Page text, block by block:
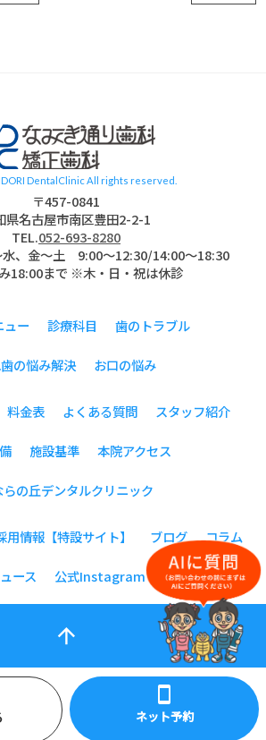
smartphone
ネット予約
DentalClinic All rights reserved.
〒457-0841
県名古屋市南区豊田2-2-1
TEL.052-693-8280
水、金～土 9:00〜12:30/14:00～18:30
18:00まで ※木・日・祝は休診
ュー 診療科目 歯のトラブル
の悩み解決 お口の悩み
料金表 よくある質問 スタッフ紹介
施設基準 本院アクセス
らの丘デンタルクリニック
用情報【特設サイト】 ブログ コラム
ース 公式Instagram
arrow_upward